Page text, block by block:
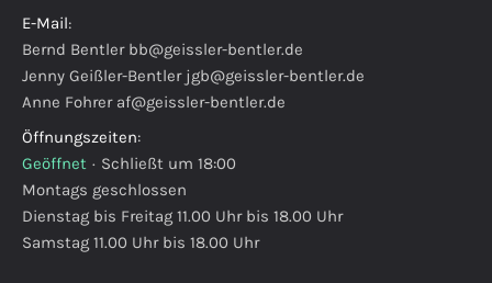
E-Mail:
Bernd Bentler bb@geissler-bentler.de
Jenny Geißler-Bentler jgb@geissler-bentler.de
Anne Fohrer af@geissler-bentler.de
Öffnungszeiten:
Geöffnet · Schließt um 18:00
Montags geschlossen
Dienstag bis Freitag 11.00 Uhr bis 18.00 Uhr
Samstag 11.00 Uhr bis 18.00 Uhr